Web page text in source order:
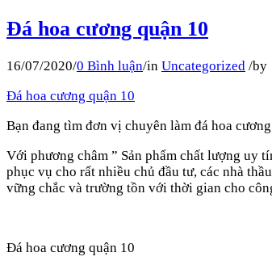
Đá hoa cương quận 10
16/07/2020/0 Bình luận/in Uncategorized /by
Đá hoa cương quận 10
Bạn đang tìm đơn vị chuyên làm đá hoa
Với phương châm ” Sản phẩm chất lượng uy
phục vụ cho rất nhiều chủ đầu tư, các nhà
vững chắc và trường tồn với thời gian cho
Đá hoa cương quận 10